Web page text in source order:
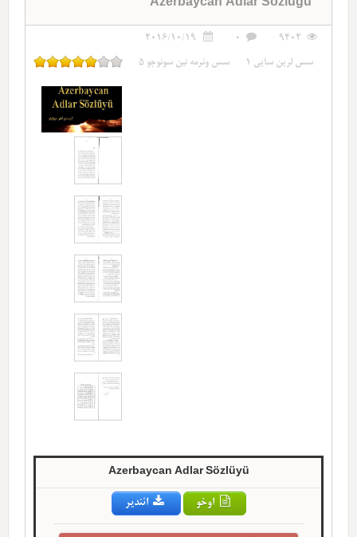
Azerbaycan Adlar Sözlügü
9402
0
2016/10/19
سس لرین سایی 1 سس وئرمه نین سونوجو 5
Azerbaycan Adlar Sözlüyü
اوخو ائندیر